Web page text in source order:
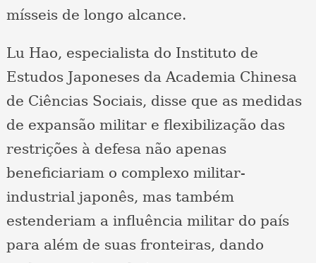
mísseis de longo alcance.
Lu Hao, especialista do Instituto de
Estudos Japoneses da Academia Chinesa
de Ciências Sociais, disse que as medidas
de expansão militar e flexibilização das
restrições à defesa não apenas
beneficiariam o complexo militar-
industrial japonês, mas também
estenderiam a influência militar do país
para além de suas fronteiras, dando